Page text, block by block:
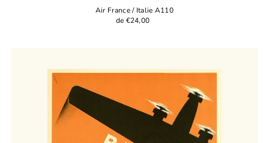
Air France / Italie A110
de €24,00